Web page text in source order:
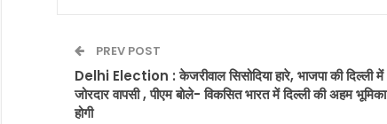
PREV POST
Delhi Election : केजरीवाल सिसोदिया हारे, भाजपा की दिल्ली में
जोरदार वापसी , पीएम बोले- विकसित भारत में दिल्ली की अहम भूमिका
होगी